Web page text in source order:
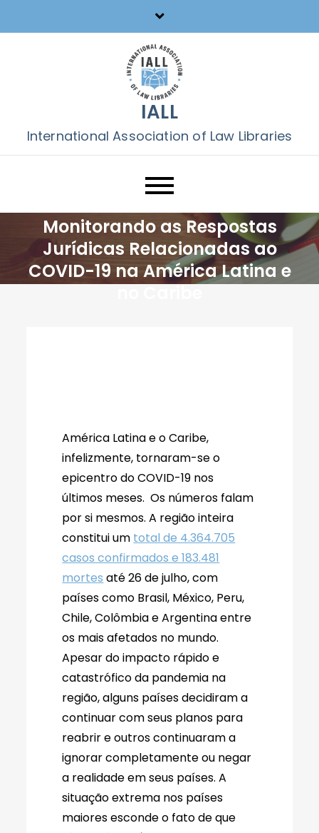
to
IALL
International Association of Law Libraries
Monitorando as Respostas
Jurídicas Relacionadas ao
COVID-19 na América Latina e
América Latina e o Caribe,
infelizmente, tornaram-se o
epicentro do COVID-19 nos
últimos meses. Os números falam
por si mesmos. A região inteira
constitui um total de 4.364.705
casos confirmados e 183.481
mortes até 26 de julho, com
países como Brasil, México, Peru,
Chile, Colômbia e Argentina entre
os mais afetados no mundo.
Apesar do impacto rápido e
catastrófico da pandemia na
região, alguns países decidiram a
continuar com seus planos para
reabrir e outros continuaram a
ignorar completamente ou negar
a realidade em seus países. A
situação extrema nos países
maiores esconde o fato de que